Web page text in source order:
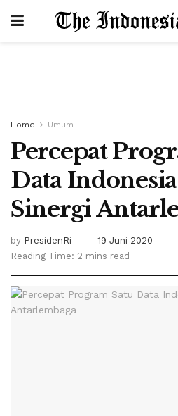
Home Umum
Percepat
Data
Sinergi
by PresidenRi
19 Juni 2020
Reading Time: 2 mins read